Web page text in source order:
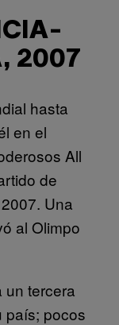
2007
hasta
en el
All
de
Una
al Olimpo
un tercera
país; pocos